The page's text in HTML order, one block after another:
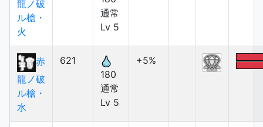
龍ノ破
ル槍・
火
通常
Lv 5
赤
龍ノ破
ル槍・
水
621
180
通常
Lv 5
+5%